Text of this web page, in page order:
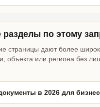
по этому
страницы дают более
объекта или региона без
в 2026 для